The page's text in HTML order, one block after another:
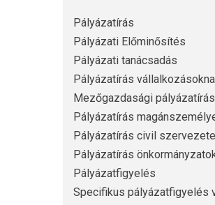
Pályázatírás
Pályázati Előminősítés
Pályázati tanácsadás
Pályázatírás
Mezőgazdasági pályázatírás
Pályázatírás
Pályázatírás civil
Pályázatírás
Pályázatfigyelés
Specifikus pályázatfigyelés